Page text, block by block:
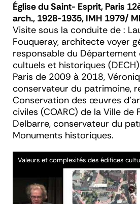
Église du Saint- Esprit, Paris
arch., 1928-1935, IMH 1979/
Visite sous la conduite de :
Fouqueray, architecte voyer
responsable du Département
cultuels et historiques
Paris de 2009 à 2018,
conservateur du patrimoine,
Conservation des œuvres
civiles (COARC) de la Ville de
Delbarre, conservateur du
Monuments historiques.
Vidéo
Valeurs et complexités des édifices